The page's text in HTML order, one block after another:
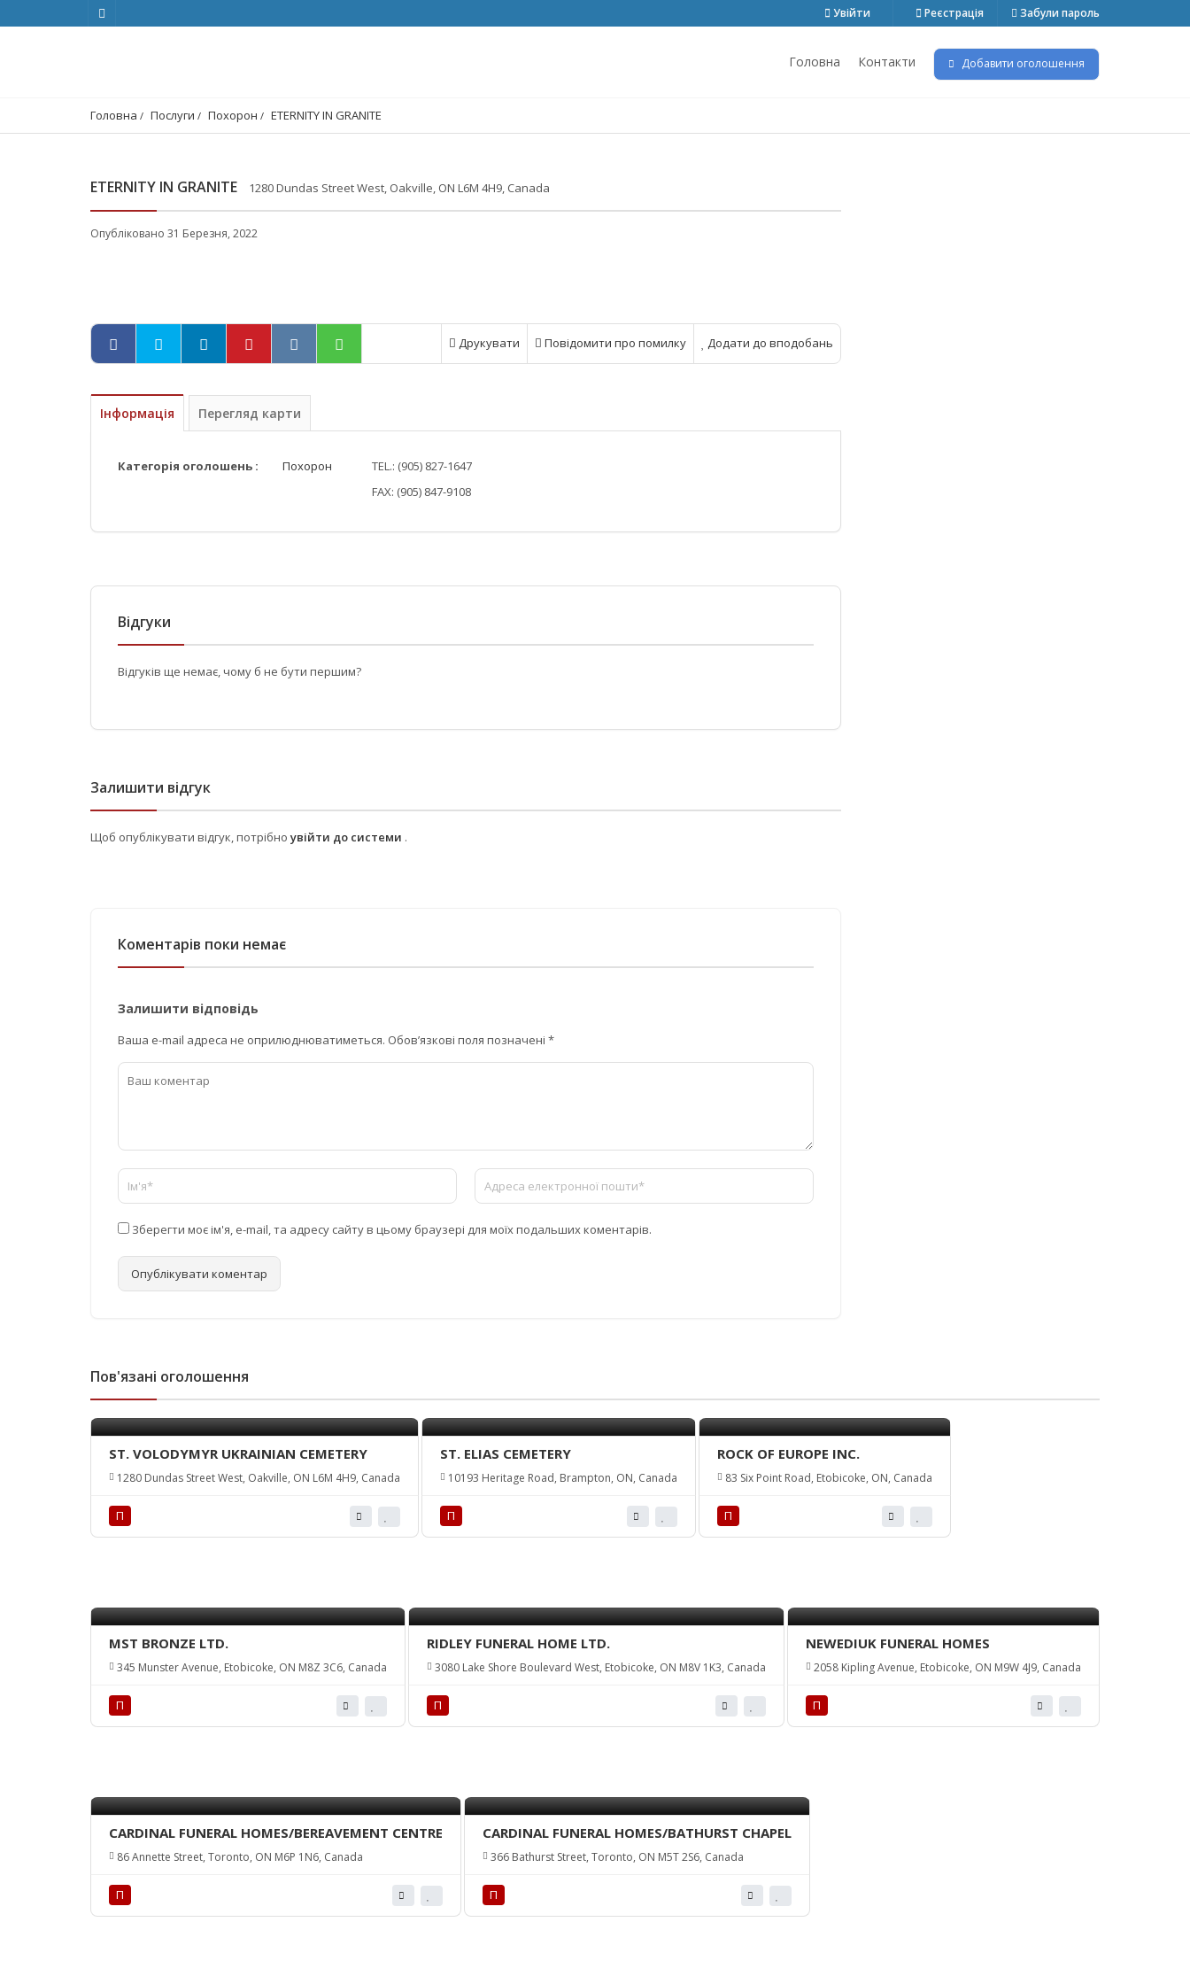
Увійти Реєстрація Забули пароль
Головна Контакти Добавити оголошення
Головна Послуги Похорон ETERNITY IN GRANITE
ETERNITY IN GRANITE 1280 Dundas Street West, Oakville, ON L6M 4H9, Canada
Опубліковано 31 Березня, 2022
Додати до вподобань
Повідомити про помилку
Друкувати
Інформація Перегляд карти
Категорія оголошень : Похорон
TEL.: (905) 827-1647
FAX: (905) 847-9108
Відгуки
Відгуків ще немає, чому б не бути першим?
Залишити відгук
Щоб опублікувати відгук, потрібно увійти до системи .
Коментарів поки немає
Залишити відповідь
Ваша e-mail адреса не оприлюднюватиметься. Обов’язкові поля позначені *
Зберегти моє ім'я, e-mail, та адресу сайту в цьому браузері для моїх подальших коментарів.
Пов'язані оголошення
ST. VOLODYMYR UKRAINIAN CEMETERY
1280 Dundas Street West, Oakville, ON L6M 4H9, Canada
П
ST. ELIAS CEMETERY
10193 Heritage Road, Brampton, ON, Canada
П
ROCK OF EUROPE INC.
83 Six Point Road, Etobicoke, ON, Canada
П
MST BRONZE LTD.
345 Munster Avenue, Etobicoke, ON M8Z 3C6, Canada
П
RIDLEY FUNERAL HOME LTD.
3080 Lake Shore Boulevard West, Etobicoke, ON M8V 1K3, Canada
П
NEWEDIUK FUNERAL HOMES
2058 Kipling Avenue, Etobicoke, ON M9W 4J9, Canada
П
CARDINAL FUNERAL HOMES/BEREAVEMENT CENTRE
86 Annette Street, Toronto, ON M6P 1N6, Canada
П
CARDINAL FUNERAL HOMES/BATHURST CHAPEL
366 Bathurst Street, Toronto, ON M5T 2S6, Canada
П